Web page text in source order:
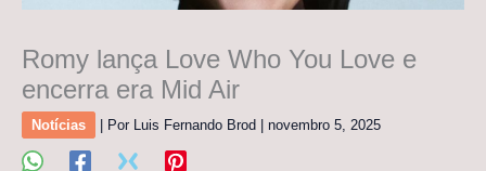
Romy lança Love Who You Love e
encerra era Mid Air
Notícias | Por Luis Fernando Brod novembro 5, 2025